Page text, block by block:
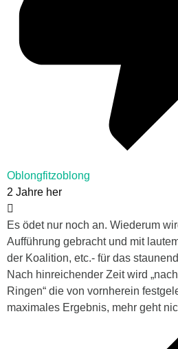
Oblongfitzoblong
2 Jahre her
Es ödet nur noch an. Wiederum
Aufführung gebracht und mit
der Koalition, etc.- für das
Nach hinreichender Zeit wird
Ringen“ die von vornherein
maximales Ergebnis, mehr geht